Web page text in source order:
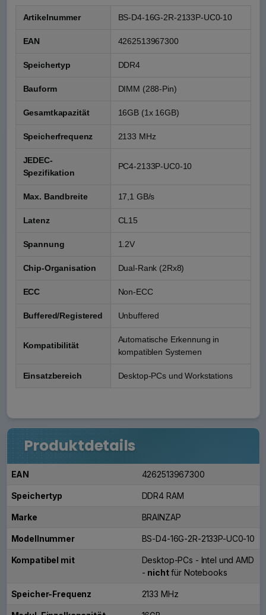
Artikelnummer BS-D4-16G-2R-2133P-UC0-10
EAN 4262513967300
Speichertyp DDR4
Bauform DIMM (288-Pin)
Gesamtkapazität 16GB (1x 16GB)
Speicherfrequenz 2133 MHz
JEDEC-
Spezifikation
PC4-2133P-UC0-10
Max. Bandbreite 17,1 GB/s
Latenz CL15
Spannung 1.2V
Chip-Organisation Dual-Rank (2Rx8)
ECC Non-ECC
Buffered/Registered Unbuffered
Kompatibilität
Automatische Erkennung in
kompatiblen Systemen
Einsatzbereich Desktop-PCs und Workstations
Produktdetails
EAN 4262513967300
Speichertyp DDR4 RAM
Marke BRAINZAP
Modellnummer BS-D4-16G-2R-2133P-UC0-10
Kompatibel mit
Desktop-PCs - Intel und AMD
- nichtfür Notebooks
Speicher-Frequenz 2133 MHz